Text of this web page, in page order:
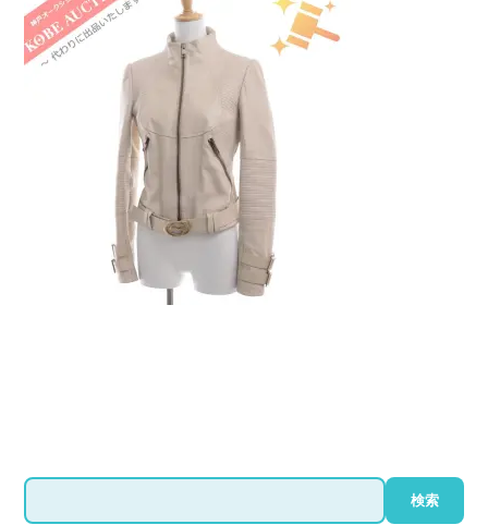
検
索
検索